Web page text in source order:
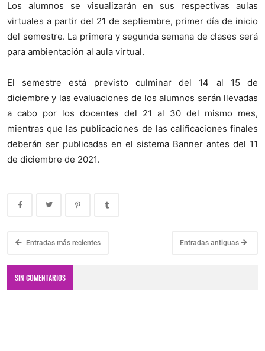
Los alumnos se visualizarán en sus respectivas aulas
virtuales a partir del 21 de septiembre, primer día de inicio
del semestre. La primera y segunda semana de clases será
para ambientación al aula virtual.
El semestre está previsto culminar del 14 al 15 de
diciembre y las evaluaciones de los alumnos serán llevadas
a cabo por los docentes del 21 al 30 del mismo mes,
mientras que las publicaciones de las calificaciones finales
deberán ser publicadas en el sistema Banner antes del 11
de diciembre de 2021.
Entradas más recientes Entradas antiguas
SIN COMENTARIOS